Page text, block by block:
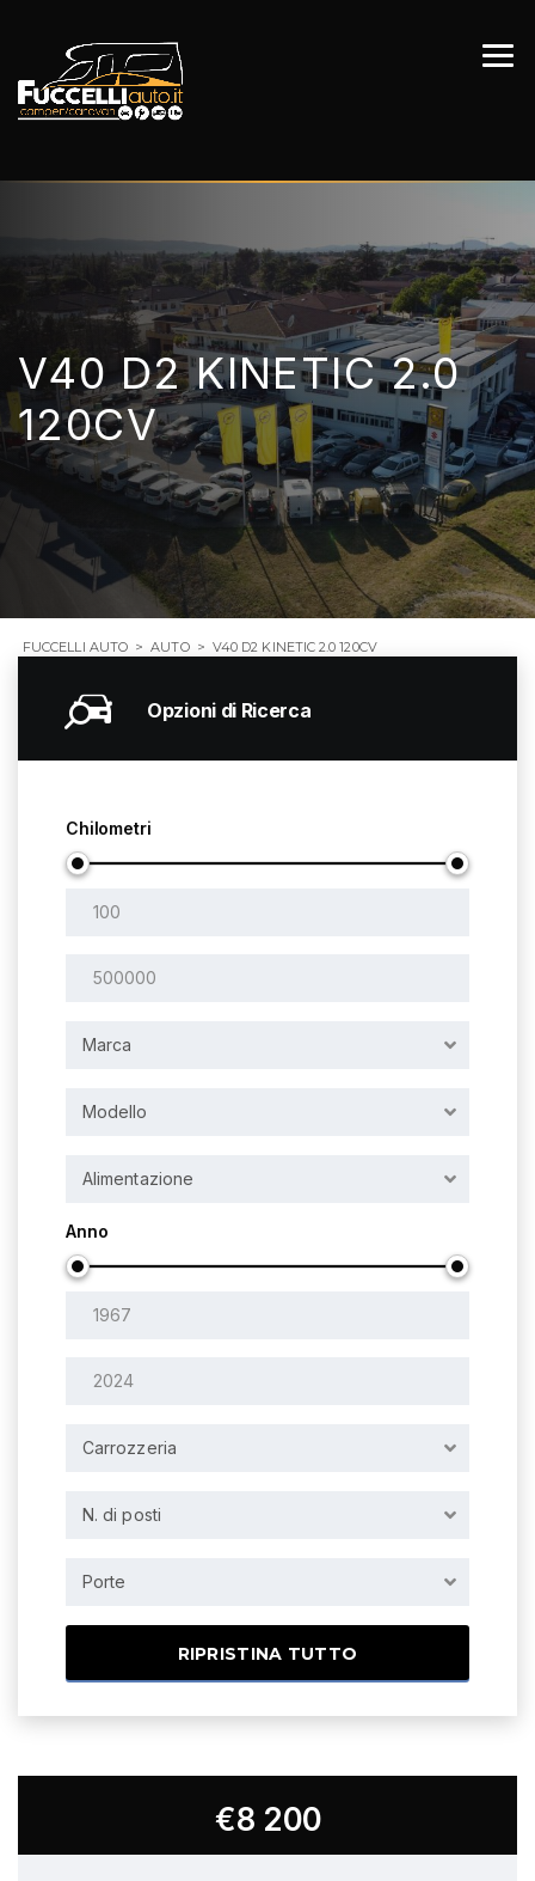
V40 D2 KINETIC 2.0
120CV
FUCCELLI AUTO > AUTO > V40 D2 KINETIC 2.0 120CV
Opzioni di Ricerca
Chilometri
Marca
Modello
Alimentazione
Anno
Carrozzeria
N. di posti
Porte
RIPRISTINA TUTTO
€8 200